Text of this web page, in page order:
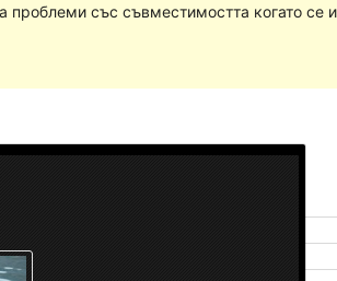
със съвместимостта когато се
ПрегледИзтегляне